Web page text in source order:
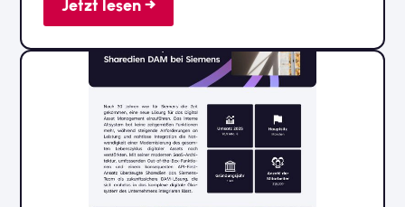
Jetzt lesen →